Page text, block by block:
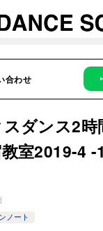
合わせ
スダンス2
室2019-4 -
ノート